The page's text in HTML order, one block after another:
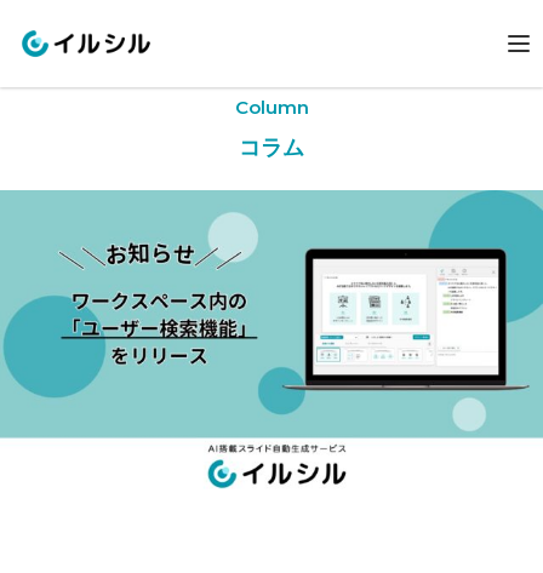
Column
コラム